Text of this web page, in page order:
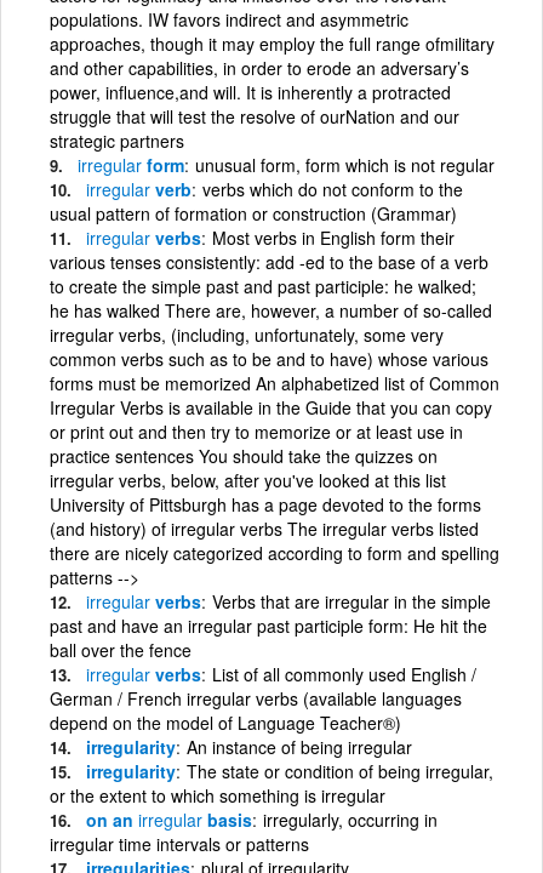
populations. IW favors indirect and asymmetric
approaches, though it may employ the full range ofmilitary
and other capabilities, in order to erode an adversary’s
power, influence,and will. It is inherently a protracted
struggle that will test the resolve of ourNation and our
strategic partners
irregular form unusual form, form which is not regular
irregular verb verbs which do not conform to the
usual pattern of formation or construction (Grammar)
irregular verbs Most verbs in English form their
various tenses consistently: add -ed to the base of a verb
to create the simple past and past participle: he walked;
he has walked There are, however, a number of so-called
irregular verbs, (including, unfortunately, some very
common verbs such as to be and to have) whose various
forms must be memorized An alphabetized list of Common
Irregular Verbs is available in the Guide that you can copy
or print out and then try to memorize or at least use in
practice sentences You should take the quizzes on
irregular verbs, below, after you've looked at this list
University of Pittsburgh has a page devoted to the forms
(and history) of irregular verbs The irregular verbs listed
there are nicely categorized according to form and spelling
patterns -->
irregular verbs Verbs that are irregular in the simple
past and have an irregular past participle form: He hit the
ball over the fence
irregular verbs List of all commonly used English /
German / French irregular verbs (available languages
depend on the model of Language Teacher®)
irregularity An instance of being irregular
irregularity The state or condition of being irregular,
or the extent to which something is irregular
on an irregular basis irregularly, occurring in
irregular time intervals or patterns
irregularities plural of irregularity